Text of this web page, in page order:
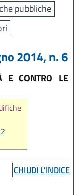
pubbliche
2014, n. 6
E CONTRO LE
CHIUDI L'INDICE